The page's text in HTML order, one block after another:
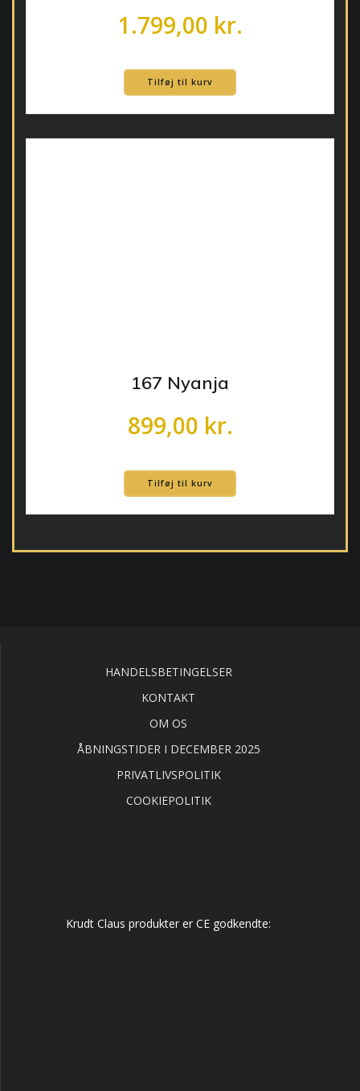
1.799,00 kr.
Tilføj til kurv
167 Nyanja
899,00 kr.
Tilføj til kurv
HANDELSBETINGELSER
KONTAKT
OM OS
ÅBNINGSTIDER I DECEMBER 2025
PRIVATLIVSPOLITIK
COOKIEPOLITIK
Krudt Claus produkter er CE godkendte: